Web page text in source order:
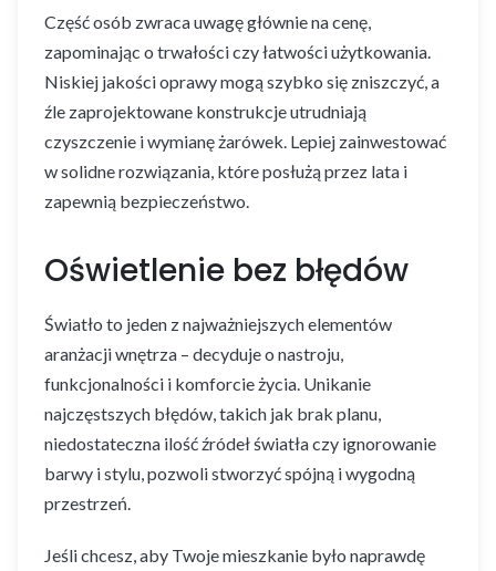
Część osób zwraca uwagę głównie na cenę,
zapominając o trwałości czy łatwości użytkowania.
Niskiej jakości oprawy mogą szybko się zniszczyć, a
źle zaprojektowane konstrukcje utrudniają
czyszczenie i wymianę żarówek. Lepiej zainwestować
w solidne rozwiązania, które posłużą przez lata i
zapewnią bezpieczeństwo.
Oświetlenie bez błędów
Światło to jeden z najważniejszych elementów
aranżacji wnętrza – decyduje o nastroju,
funkcjonalności i komforcie życia. Unikanie
najczęstszych błędów, takich jak brak planu,
niedostateczna ilość źródeł światła czy ignorowanie
barwy i stylu, pozwoli stworzyć spójną i wygodną
przestrzeń.
Jeśli chcesz, aby Twoje mieszkanie było naprawdę